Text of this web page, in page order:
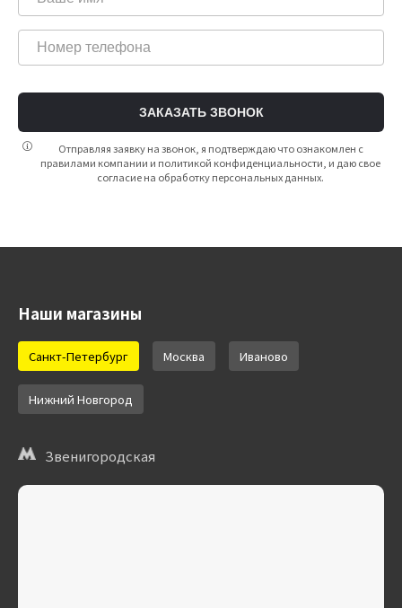
ЗАКАЗАТЬ ЗВОНОК
Отправляя заявку на звонок, я подтверждаю что ознакомлен с
правилами компании и политикой конфиденциальности, и даю свое
согласие на обработку персональных данных.
Наши магазины
Санкт-Петербург Москва Иваново
Нижний Новгород
Звенигородская